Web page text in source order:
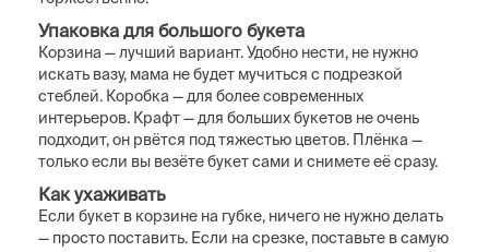
Упаковка для большого букета
Корзина — лучший вариант. Удобно нести, не нужно
искать вазу, мама не будет мучиться с подрезкой
стеблей. Коробка — для более современных
интерьеров. Крафт — для больших букетов не очень
подходит, он рвётся под тяжестью цветов. Плёнка —
только если вы везёте букет сами и снимете её сразу.
Как ухаживать
Если букет в корзине на губке, ничего не нужно делать
— просто поставить. Если на срезке, поставьте в самую